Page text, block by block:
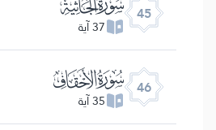
45
37 آية
46 ﯛ
35 آية